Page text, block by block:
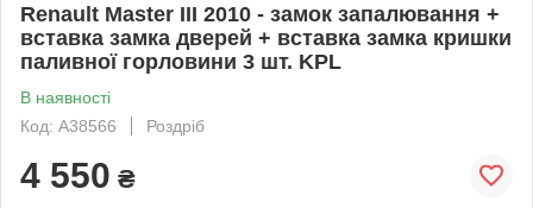
Renault Master III 2010 - замок запалювання +
вставка замка дверей + вставка замка кришки
паливної горловини 3 шт. KPL
В наявності
Код: A38566
Роздріб
4 550 ₴